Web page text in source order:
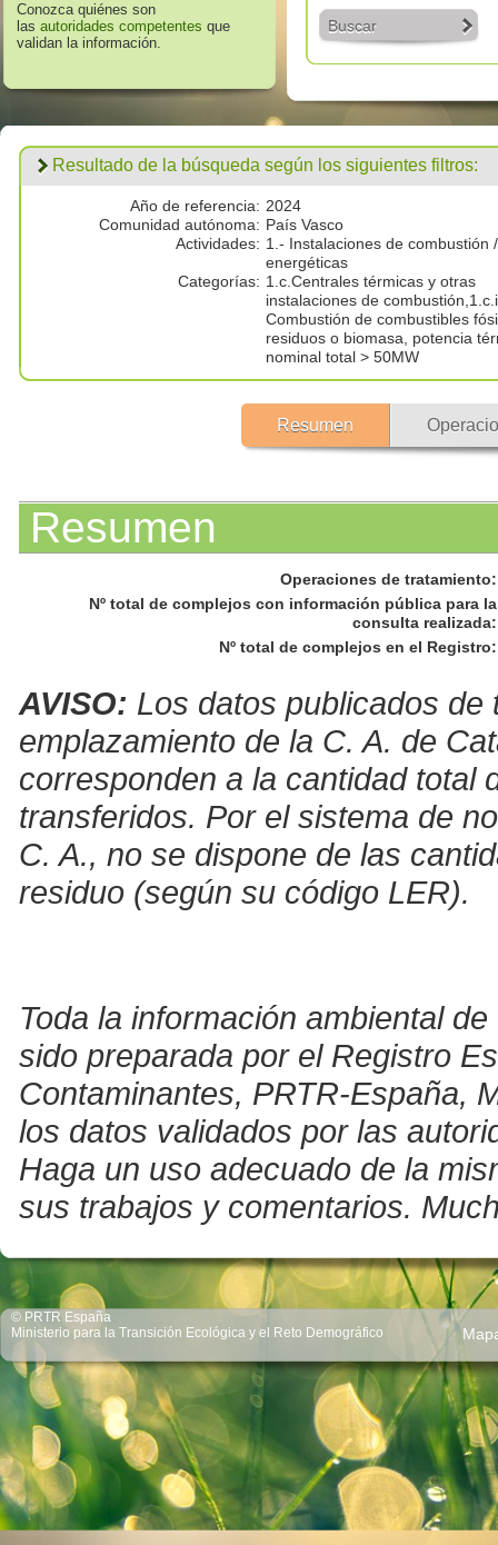
Conozca quiénes son
las autoridades competentes que
validan la información.
Buscar
Resultado de la búsqueda según los siguientes filtros:
Año de referencia: 2024
Comunidad autónoma: País Vasco
Actividades: 1.- Instalaciones de combustión /
energéticas
Categorías: 1.c.Centrales térmicas y otras
instalaciones de
Combustión de combustibles
residuos o biomasa, potencia
nominal total > 50MW
Resumen
Resumen
Operaciones de tratamiento:
Nº total de complejos con información pública para la
consulta realizada:
Nº total de complejos en el Registro:
AVISO: Los datos publicados
emplazamiento de la C. A. de
corresponden a la cantidad total
transferidos. Por el sistema de
C. A., no se dispone de las
residuo (según su código LER).
Toda la información ambiental
sido preparada por el Registro
Contaminantes, PRTR-España,
los datos validados por las
Haga un uso adecuado de la
sus trabajos y comentarios.
© PRTR España
Ministerio para la Transición Ecológica y el Reto Demográfico